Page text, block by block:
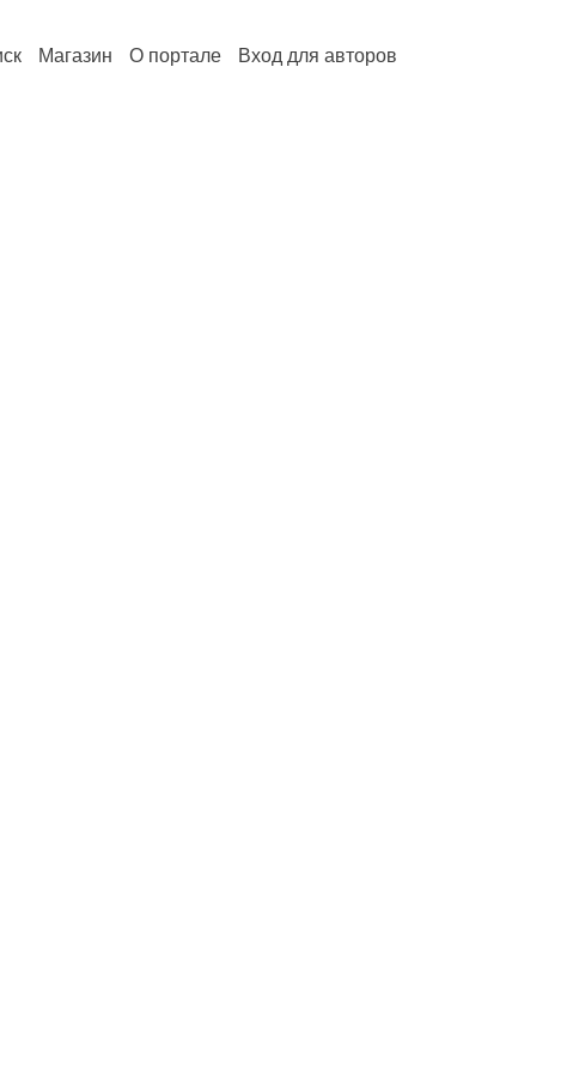
Магазин О портале Вход для авторов